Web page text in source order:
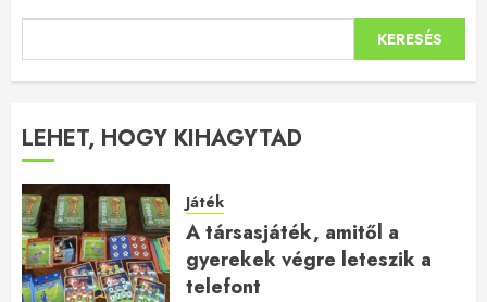
KERESÉS
LEHET, HOGY KIHAGYTAD
Játék
A társasjáték, amitől a
gyerekek végre leteszik a
telefont